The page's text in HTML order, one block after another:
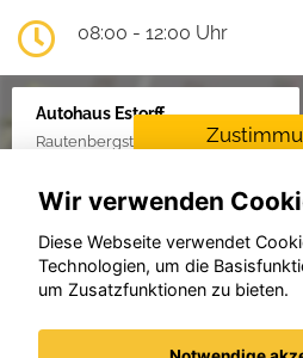
08:00 - 12:00 Uhr
Autohaus Estorff
Rautenbergstraße 38, 24306 Plön
Für die Aktivierung
Navigationsdienste
Zustimmung zu
Wir verwenden
Diese Webseite verwendet
Technologien, um die
um Zusatzfunktionen zu bieten.